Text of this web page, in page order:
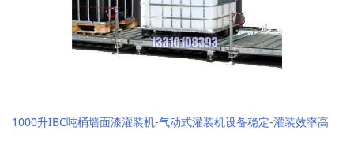
1000升IBC吨桶墙面漆灌装机-气动式灌装机设备稳定-灌装效率高